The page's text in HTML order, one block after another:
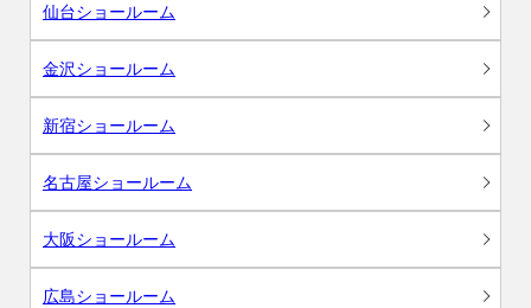
仙台ショールーム
金沢ショールーム
新宿ショールーム
名古屋ショールーム
大阪ショールーム
広島ショールーム